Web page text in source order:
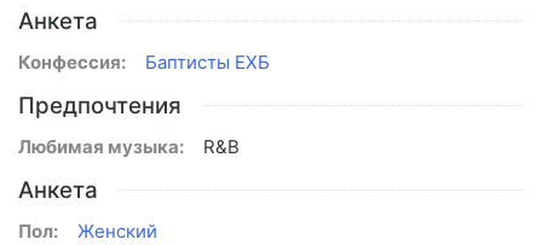
Анкета
Конфессия: Баптисты ЕХБ
Предпочтения
Любимая музыка: R&B
Анкета
Пол:
Женский